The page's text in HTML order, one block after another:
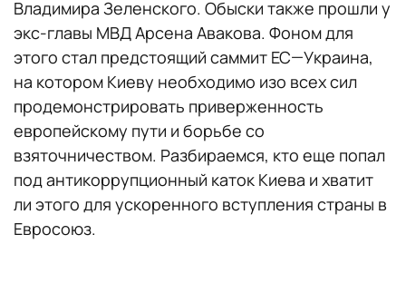
Владимира Зеленского. Обыски также прошли у
экс-главы МВД Арсена Авакова. Фоном для
этого стал предстоящий саммит ЕС—Украина,
на котором Киеву необходимо изо всех сил
продемонстрировать приверженность
европейскому пути и борьбе со
взяточничеством. Разбираемся, кто еще попал
под антикоррупционный каток Киева и хватит
ли этого для ускоренного вступления страны в
Евросоюз.